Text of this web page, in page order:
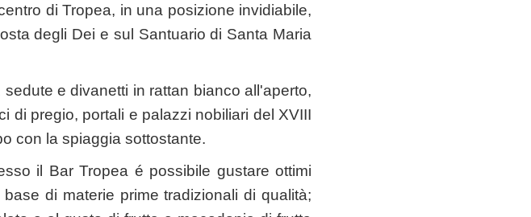
di Tropea, in una posizione invidiabile,
degli Dei e sul Santuario di Santa Maria
e divanetti in rattan bianco all'aperto,
di pregio, portali e palazzi nobiliari del XVIII
con la spiaggia sottostante.
il Bar Tropea é possibile gustare ottimi
di materie prime tradizionali di qualità;